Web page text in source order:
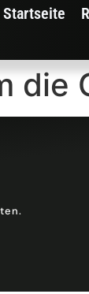
Startseite
die